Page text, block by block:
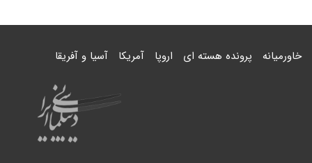
خاورمیانه پرونده هسته ای اروپا آمریکا آسیا و آفریقا